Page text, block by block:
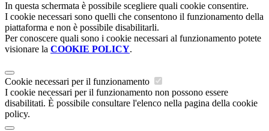
In questa schermata è possibile scegliere quali cookie consentire.
I cookie necessari sono quelli che consentono il funzionamento della
piattaforma e non è possibile disabilitarli.
Per conoscere quali sono i cookie necessari al funzionamento potete
visionare la COOKIE POLICY.
Cookie necessari per il funzionamento
I cookie necessari per il funzionamento non possono essere
disabilitati. È possibile consultare l'elenco nella pagina della cookie
policy.